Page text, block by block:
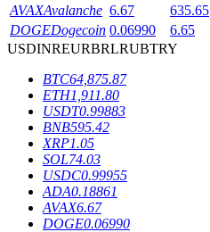
鎖倉BTR
輕鬆獲得多重福利
AVAXAvalanche 6.67 635.65
DOGEDogecoin 0.06990 6.65
USDINREURBRLRUBTRY
BTC64,875.87
ETH1,911.80
USDT0.99883
BNB595.42
XRP1.05
SOL74.03
USDC0.99955
ADA0.18861
AVAX6.67
DOGE0.06990